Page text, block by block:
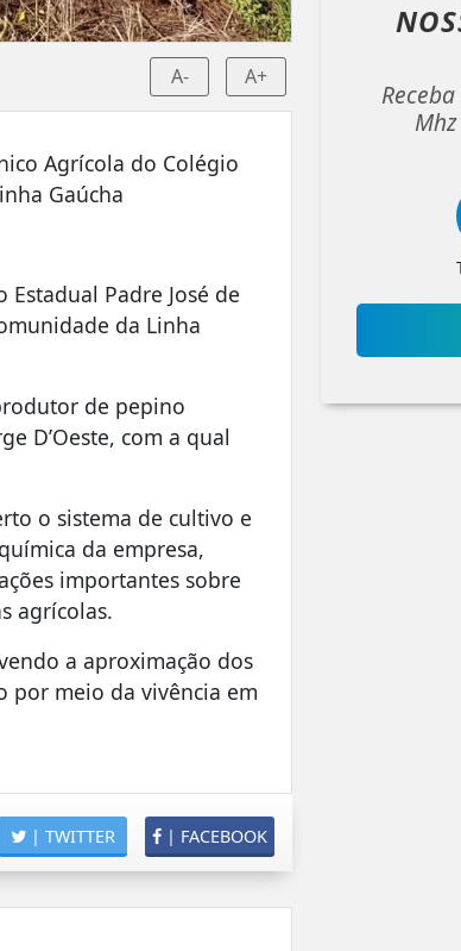
A- A+
Agrícola do Colégio
Gaúcha
Padre José de
da Linha
de pepino
D’Oeste, com a qual
o sistema de cultivo e
da empresa,
importantes sobre
agrícolas.
a aproximação dos
por meio da vivência em
| FACEBOOK
| TWITTER